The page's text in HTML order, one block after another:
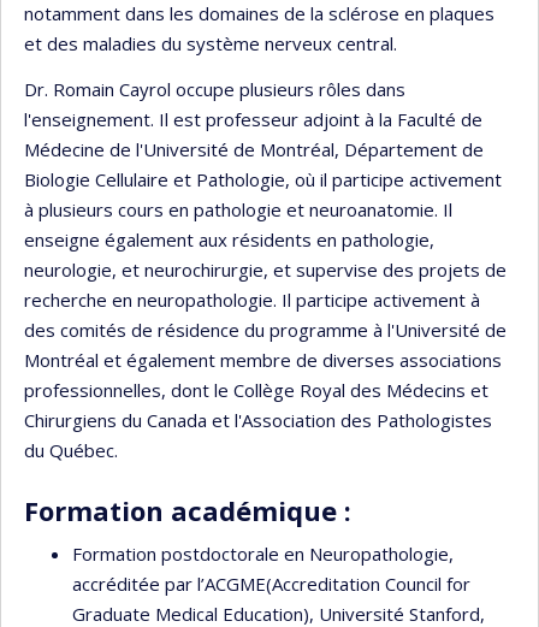
notamment dans les domaines de la sclérose en plaques
et des maladies du système nerveux central.
Dr. Romain Cayrol occupe plusieurs rôles dans
l'enseignement. Il est professeur adjoint à la Faculté de
Médecine de l'Université de Montréal, Département de
Biologie Cellulaire et Pathologie, où il participe activement
à plusieurs cours en pathologie et neuroanatomie. Il
enseigne également aux résidents en pathologie,
neurologie, et neurochirurgie, et supervise des projets de
recherche en neuropathologie. Il participe activement à
des comités de résidence du programme à l'Université de
Montréal et également membre de diverses associations
professionnelles, dont le Collège Royal des Médecins et
Chirurgiens du Canada et l'Association des Pathologistes
du Québec.
Formation académique :
Formation postdoctorale en Neuropathologie,
accréditée par l’ACGME(Accreditation Council for
Graduate Medical Education), Université Stanford,